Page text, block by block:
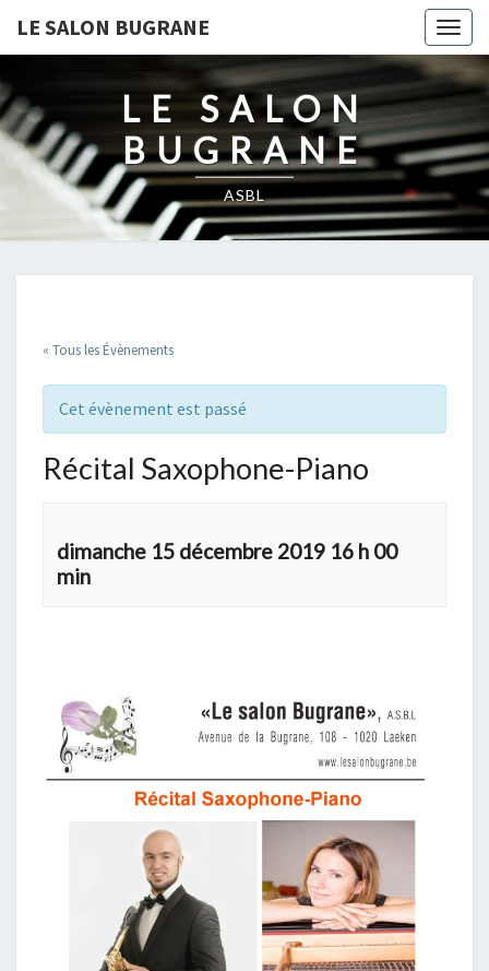
LE SALON BUGRANE
LE SALON
BUGRANE
ASBL
« Tous les Évènements
Cet évènement est passé
Récital Saxophone-Piano
dimanche 15 décembre 2019 16 h 00
min